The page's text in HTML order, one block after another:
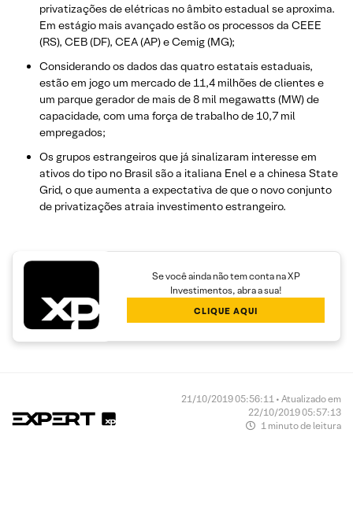
privatizações de elétricas no âmbito estadual se aproxima.
Em estágio mais avançado estão os processos da CEEE
(RS), CEB (DF), CEA (AP) e Cemig (MG);
Considerando os dados das quatro estatais estaduais,
estão em jogo um mercado de 11,4 milhões de clientes e
um parque gerador de mais de 8 mil megawatts (MW) de
capacidade, com uma força de trabalho de 10,7 mil
empregados;
Os grupos estrangeiros que já sinalizaram interesse em
ativos do tipo no Brasil são a italiana Enel e a chinesa State
Grid, o que aumenta a expectativa de que o novo conjunto
de privatizações atraia investimento estrangeiro.
Se você ainda não tem conta na XP
Investimentos, abra a sua!
CLIQUE AQUI
21/10/2019 05:56:11 • Atualizado em
22/10/2019 05:57:13
1 minuto de leitura